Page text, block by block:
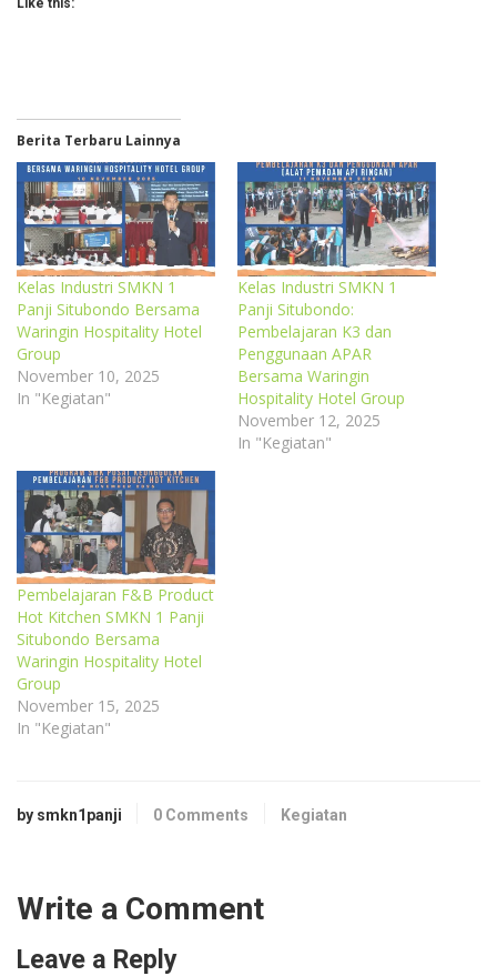
Like this:
Berita Terbaru Lainnya
Kelas Industri SMKN 1
Panji Situbondo Bersama
Waringin Hospitality Hotel
Group
November 10, 2025
In "Kegiatan"
Kelas Industri SMKN 1
Panji Situbondo:
Pembelajaran K3 dan
Penggunaan APAR
Bersama Waringin
Hospitality Hotel Group
November 12, 2025
In "Kegiatan"
Pembelajaran F&B Product
Hot Kitchen SMKN 1 Panji
Situbondo Bersama
Waringin Hospitality Hotel
Group
November 15, 2025
In "Kegiatan"
by smkn1panji 0 Comments Kegiatan
Write a Comment
Leave a Reply